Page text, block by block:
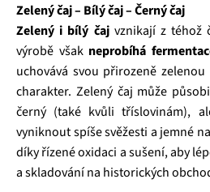
Zelený čaj – Bílý čaj – Černý čaj
Zelený i bílý čajvznikají z téhož
výrobě však neprobíhá
uchovává svou přirozeně
charakter. Zelený čaj může
černý (také kvůli tříslovinám),
vyniknout spíše svěžesti a jemné
díky řízené oxidaci a sušení, aby
a skladování na historických